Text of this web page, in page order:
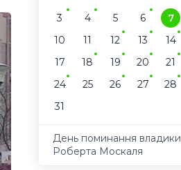
3
4 5 6 7
10
11 12 13 14
17
18 19 20 21
24
25 26 27 28
31
День поминання владики
Роберта Москаля